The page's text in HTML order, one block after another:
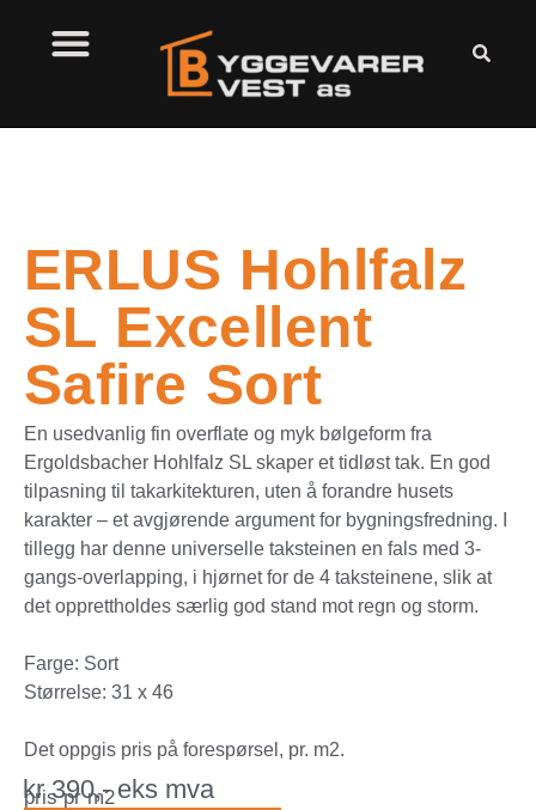
ERLUS Hohlfalz
SL Excellent
Safire Sort
En usedvanlig fin overflate og myk bølgeform fra
Ergoldsbacher Hohlfalz SL skaper et tidløst tak. En god
tilpasning til takarkitekturen, uten å forandre husets
karakter – et avgjørende argument for bygningsfredning. I
tillegg har denne universelle taksteinen en fals med 3-
gangs-overlapping, i hjørnet for de 4 taksteinene, slik at
det opprettholdes særlig god stand mot regn og storm.
Farge: Sort
Størrelse: 31 x 46
Det oppgis pris på forespørsel, pr. m2.
kr 390,- eks mva
pris pr m2